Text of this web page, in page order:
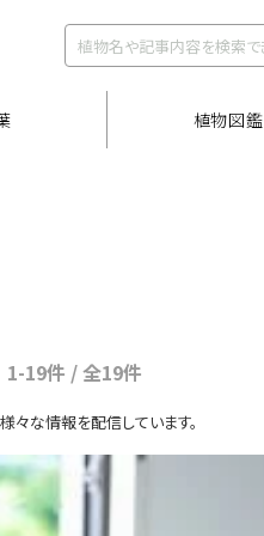
植物図鑑
1-19件 / 全19件
々な情報を配信しています。